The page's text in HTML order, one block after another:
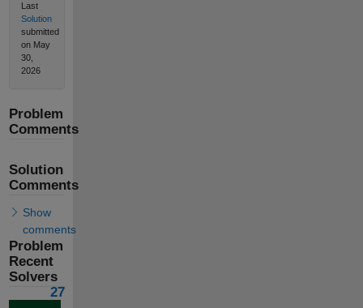
Last
Solution
submitted
on May
30,
2026
Problem
Comments
Solution
Comments
Show
comments
Problem
Recent
Solvers
27